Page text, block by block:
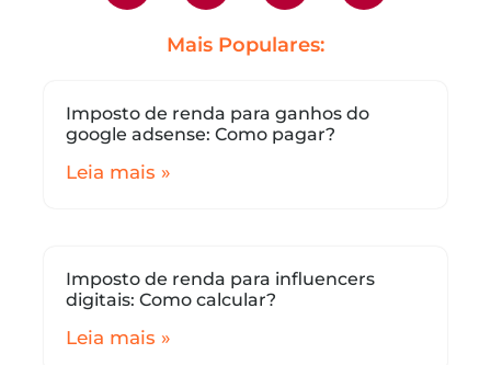
Mais Populares:
Imposto de renda para ganhos do
google adsense: Como pagar?
Leia mais »
Imposto de renda para influencers
digitais: Como calcular?
Leia mais »